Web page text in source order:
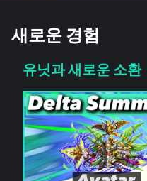
새로운 경험
유닛과 새로운 소환